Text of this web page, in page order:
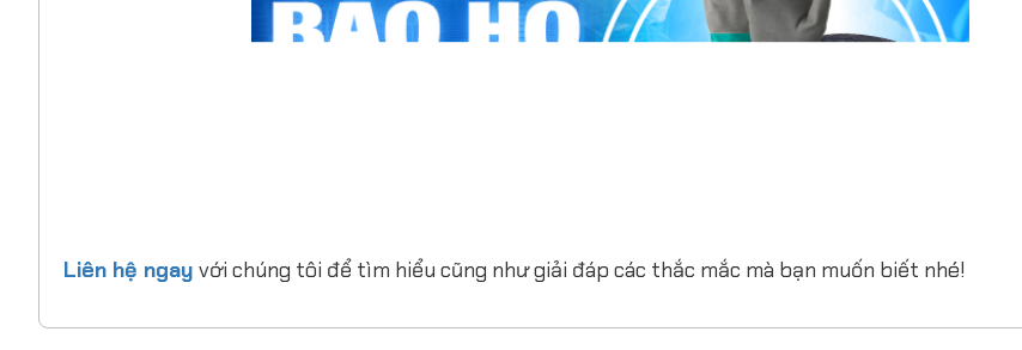
Liên hệ ngay với chúng tôi để tìm hiểu cũng như giải đáp các thắc mắc mà bạn muốn biết nhé!